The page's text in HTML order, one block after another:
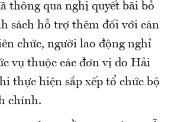
thông qua nghị quyết bãi bỏ
sách hỗ trợ thêm đối với cán
chức, người lao động nghỉ
vụ thuộc các đơn vị do Hải
thực hiện sắp xếp tổ chức bộ
chính.